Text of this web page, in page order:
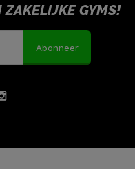
ZAKELIJKE GYMS!
Abonneer